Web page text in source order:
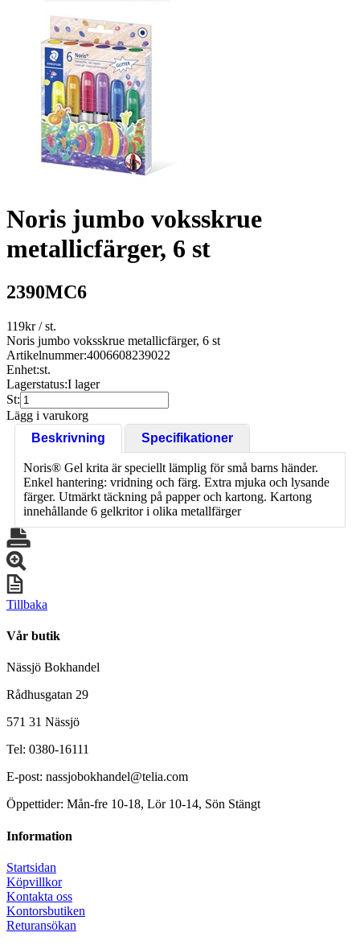
Noris jumbo voksskrue
metallicfärger, 6 st
2390MC6
119kr/ st.
Noris jumbo voksskrue metallicfärger, 6 st
Artikelnummer:4006608239022
Enhet:st.
Lagerstatus:I lager
St:
Lägg i varukorg
Beskrivning
Specifikationer
Noris® Gel krita är speciellt lämplig för små barns händer.
Enkel hantering: vridning och färg. Extra mjuka och lysande
färger. Utmärkt täckning på papper och kartong. Kartong
innehållande 6 gelkritor i olika metallfärger
Tillbaka
Vår butik
Nässjö Bokhandel
Rådhusgatan 29
571 31 Nässjö
Tel: 0380-16111
E-post: nassjobokhandel@telia.com
Öppettider: Mån-fre 10-18, Lör 10-14, Sön Stängt
Information
Startsidan
Köpvillkor
Kontakta oss
Kontorsbutiken
Returansökan